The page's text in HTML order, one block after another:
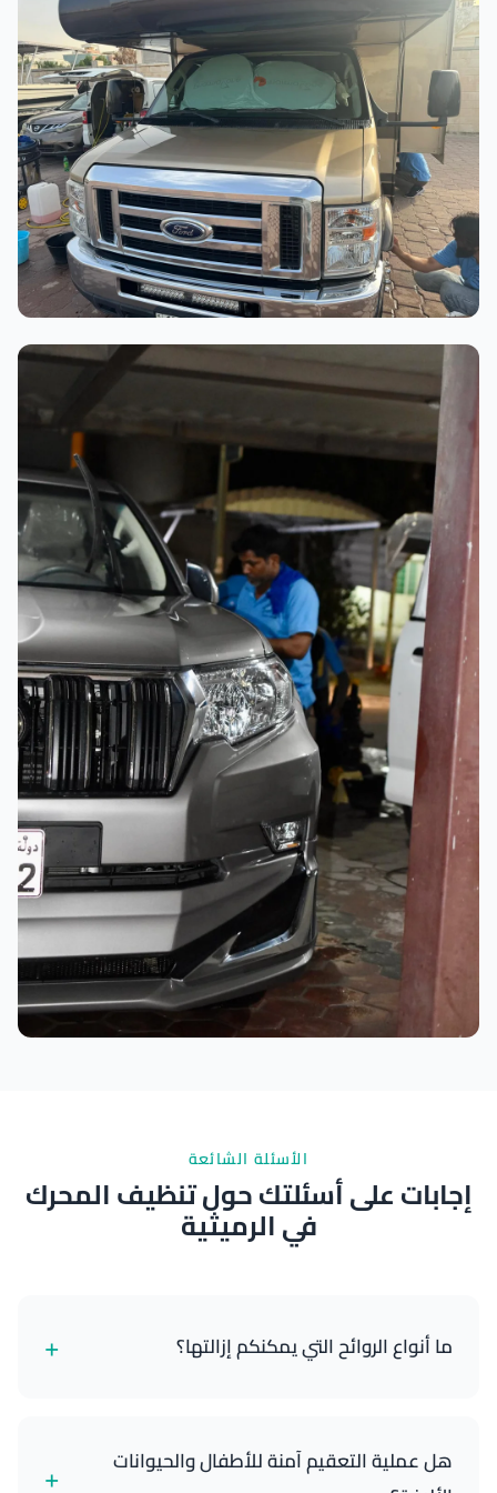
عملية الغسيل
الأسئلة الشائعة
إجابات على أسئلتك حول تنظيف المحرك
في الرميثية
ما أنواع الروائح التي يمكنكم إزالتها؟ +
ذلك الدخان، الحيوانات الأليفة، الطعام، العفن، والرطوبة
العامة. معالجة الأوزون لدينا تستهدف وتحيد الجزيئات
هل عملية التعقيم آمنة للأطفال والحيوانات
+